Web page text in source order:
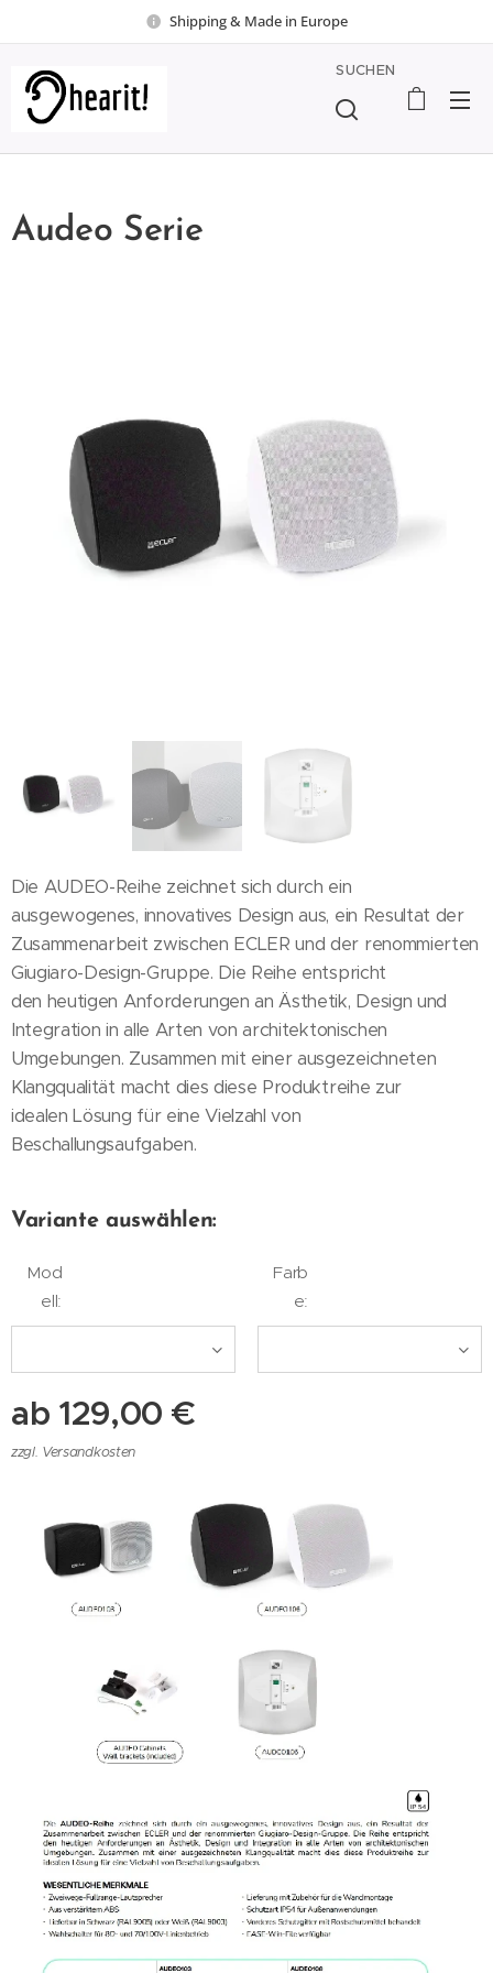
Shipping & Made in Europe
SUCHEN
Audeo Serie
Die AUDEO-Reihe zeichnet sich durch ein
ausgewogenes, innovatives Design aus, ein Resultat der
Zusammenarbeit zwischen ECLER und der renommierten
Giugiaro-Design-Gruppe. Die Reihe entspricht
den heutigen Anforderungen an Ästhetik, Design und
Integration in alle Arten von architektonischen
Umgebungen. Zusammen mit einer ausgezeichneten
Klangqualität macht dies diese Produktreihe zur
idealen Lösung für eine Vielzahl von
Beschallungsaufgaben.
Variante auswählen:
Mod
ell:
Farb
e:
ab 129,00 €
zzgl. Versandkosten